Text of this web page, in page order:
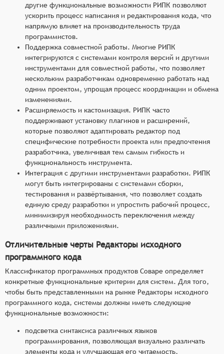
другие функциональные возможности РИПК позволяют
ускорить процесс написания и редактирования кода, что
напрямую влияет на производительность труда
программистов.
Поддержка совместной работы. Многие РИПК
интегрируются с системами контроля версий и другими
инструментами для совместной работы, что позволяет
нескольким разработчикам одновременно работать над
одним проектом, упрощая процесс координации и обмена
изменениями.
Расширяемость и кастомизация. РИПК часто
поддерживают установку плагинов и расширений,
которые позволяют адаптировать редактор под
специфические потребности проекта или предпочтения
разработчика, увеличивая тем самым гибкость и
функциональность инструмента.
Интеграция с другими инструментами разработки. РИПК
могут быть интегрированы с системами сборки,
тестирования и развёртывания, что позволяет создать
единую среду разработки и упростить рабочий процесс,
минимизируя необходимость переключения между
различными приложениями.
Отличительные черты Редакторы исходного
программного кода
Классификатор программных продуктов Соваре определяет
конкретные функциональные критерии для систем. Для того,
чтобы быть представленными на рынке Редакторы исходного
программного кода, системы должны иметь следующие
функциональные возможности:
подсветка синтаксиса различных языков
программирования, позволяющая визуально различать
элементы кода и улучшающая его читаемость,